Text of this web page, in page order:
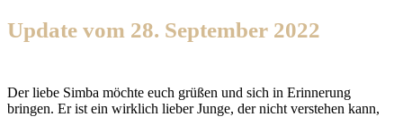
Update vom 28. September 2022
Der liebe Simba möchte euch grüßen und sich in Erinnerung
bringen. Er ist ein wirklich lieber Junge, der nicht verstehen kann,